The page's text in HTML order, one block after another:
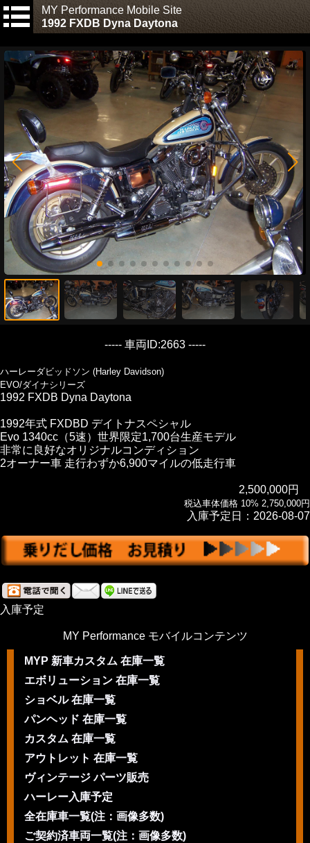
MY Performance Mobile Site
1992 FXDB Dyna Daytona
----- 車両ID:2663 -----
ハーレーダビッドソン (Harley Davidson)
EVO/ダイナシリーズ
1992 FXDB Dyna Daytona
1992年式 FXDBD デイトナスペシャル
Evo 1340cc（5速）世界限定1,700台生産モデル
非常に良好なオリジナルコンディション
2オーナー車 走行わずか6,900マイルの低走行車
2,500,000円
税込車体価格 10% 2,750,000円
入庫予定日：2026-08-07
入庫予定
MY Performance モバイルコンテンツ
MYP 新車カスタム 在庫一覧
エボリューション 在庫一覧
ショベル 在庫一覧
パンヘッド 在庫一覧
カスタム 在庫一覧
アウトレット 在庫一覧
ヴィンテージ パーツ販売
ハーレー入庫予定
全在庫車一覧(注：画像多数)
ご契約済車両一覧(注：画像多数)